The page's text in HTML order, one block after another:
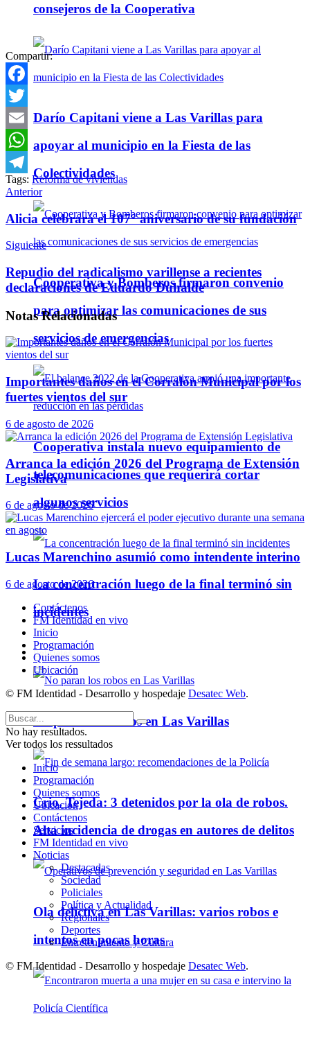
consejeros de la Cooperativa
Darío Capitani viene a Las Varillas para
apoyar al municipio en la Fiesta de las
Colectividades
Cooperativa y Bomberos firmaron convenio
para optimizar las comunicaciones de sus
servicios de emergencias
Cooperativa instala nuevo equipamiento de
telecomunicaciones que requerirá cortar
algunos servicios
La concentración luego de la final terminó sin
incidentes
Policiales
No paran los robos en Las Varillas
Crio. Tejeda: 3 detenidos por la ola de robos.
Alta incidencia de drogas en autores de delitos
Ola delictiva en Las Varillas: varios robos e
intentos en pocas horas
Compartir:
Facebook
Twitter
Email
WhatsApp
Telegram
Tags: Reforma de viviendas
Anterior
Alicia celebrará el 107° aniversario de su fundación
Siguiente
Repudio del radicalismo varillense a recientes
declaraciones de Eduardo Duhalde
NotasRelacionadas
Importantes daños en el Corralón Municipal por los
fuertes vientos del sur
6 de agosto de 2026
Arranca la edición 2026 del Programa de Extensión
Legislativa
6 de agosto de 2026
Lucas Marenchino asumió como intendente interino
6 de agosto de 2026
Contáctenos
FM Identidad en vivo
Inicio
Programación
Quienes somos
Ubicación
© FM Identidad - Desarrollo y hospedaje Desatec Web.
No hay resultados.
Ver todos los ressultados
Inicio
Programación
Quienes somos
Ubicación
Contáctenos
Servicios
FM Identidad en vivo
Noticias
Destacadas
Sociedad
Policiales
Política y Actualidad
Regionales
Deportes
Entretenimiento y Cultura
© FM Identidad - Desarrollo y hospedaje Desatec Web.